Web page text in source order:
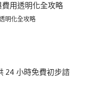
明化全攻略
24 小時免費初步諮